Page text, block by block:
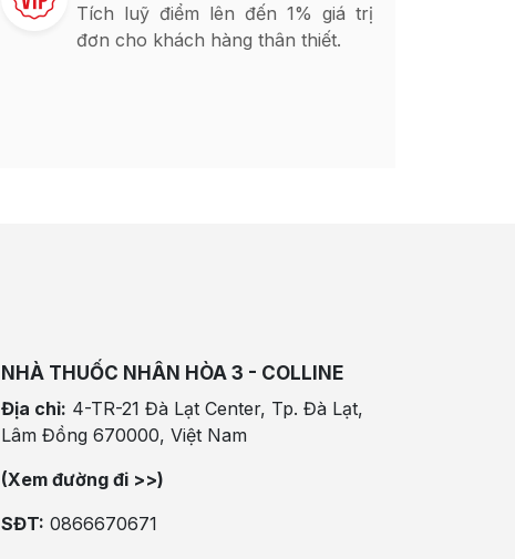
Tích luỹ điểm lên đến 1% giá trị
đơn cho khách hàng thân thiết.
NHÀ THUỐC NHÂN HÒA 3 - COLLINE
Địa chỉ: 4-TR-21 Đà Lạt Center, Tp. Đà Lạt,
Lâm Đồng 670000, Việt Nam
(Xem đường đi >>)
SĐT: 0866670671